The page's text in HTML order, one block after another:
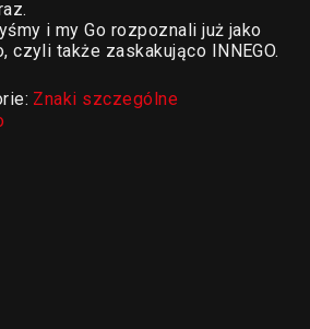
i my Go rozpoznali już jako
czyli także zaskakująco INNEGO.
Znaki szczególne